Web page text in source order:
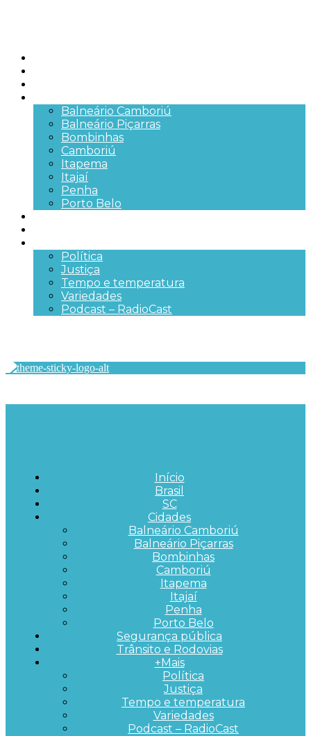
Balneário Camboriú
Balneário Piçarras
Bombinhas
Camboriú
Itapema
Itajaí
Penha
Porto Belo
Política
Justiça
Tempo e temperatura
Variedades
Podcast – RadioCast
Início
Brasil
SC
Cidades
Balneário Camboriú
Balneário Piçarras
Bombinhas
Camboriú
Itapema
Itajaí
Penha
Porto Belo
Segurança pública
Trânsito e Rodovias
+Mais
Política
Justiça
Tempo e temperatura
Variedades
Podcast – RadioCast